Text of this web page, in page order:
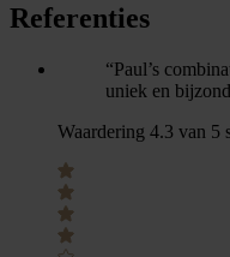
Referenties
“Paul’s
uniek en
Waardering 4.3 van 5